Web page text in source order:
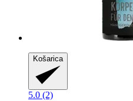
Košarica
5.0 (2)